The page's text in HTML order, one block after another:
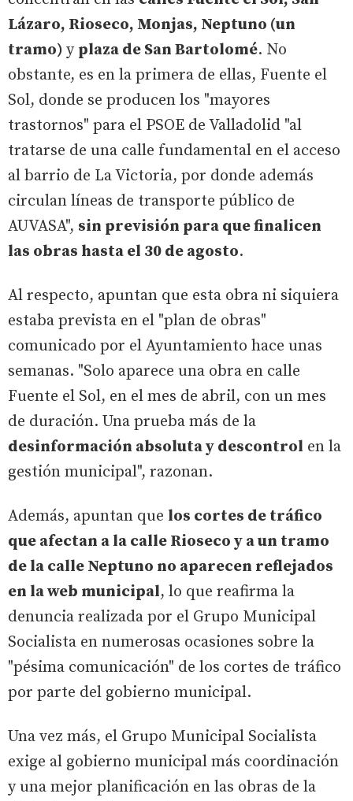
Lázaro, Rioseco, Monjas, Neptuno (un
tramo) y plaza de San Bartolomé. No
obstante, es en la primera de ellas, Fuente el
Sol, donde se producen los "mayores
trastornos" para el PSOE de Valladolid "al
tratarse de una calle fundamental en el acceso
al barrio de La Victoria, por donde además
circulan líneas de transporte público de
AUVASA", sin previsión para que finalicen
las obras hasta el 30 de agosto.
Al respecto, apuntan que esta obra ni siquiera
estaba prevista en el "plan de obras"
comunicado por el Ayuntamiento hace unas
semanas. "Solo aparece una obra en calle
Fuente el Sol, en el mes de abril, con un mes
de duración. Una prueba más de la
desinformación absoluta y descontrol en la
gestión municipal", razonan.
Además, apuntan que los cortes de tráfico
que afectan a la calle Rioseco y a un tramo
de la calle Neptuno no aparecen reflejados
en la web municipal, lo que reafirma la
denuncia realizada por el Grupo Municipal
Socialista en numerosas ocasiones sobre la
"pésima comunicación" de los cortes de tráfico
por parte del gobierno municipal.
Una vez más, el Grupo Municipal Socialista
exige al gobierno municipal más coordinación
y una mejor planificación en las obras de la